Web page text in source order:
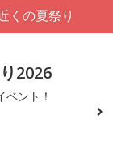
くの夏祭り
2026
ント！